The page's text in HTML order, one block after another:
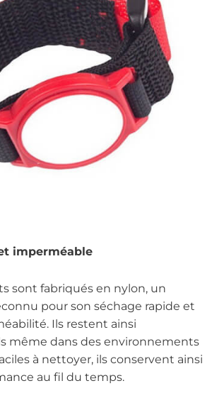
imperméable
sont fabriqués en nylon, un
pour son séchage rapide et
Ils restent ainsi
même dans des environnements
à nettoyer, ils conservent ainsi
au fil du temps.